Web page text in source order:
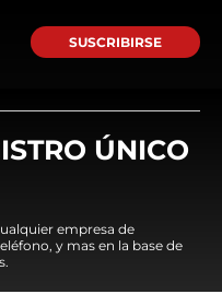
SUSCRIBIRSE
ÚNICO
empresa de
y mas en la base de